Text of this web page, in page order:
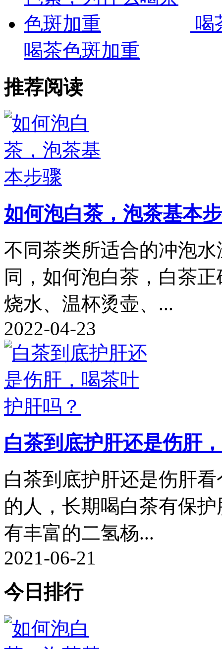
喝
喝茶色斑加重
推荐阅读
如何泡白茶，泡茶基本
不同茶类所适合的冲泡
同，如何泡白茶，白茶
烧水、温杯烫壶、...
2022-04-23
白茶到底护肝还是伤肝
白茶到底护肝还是伤肝
的人，长期喝白茶有保
有丰富的二氢杨...
2021-06-21
今日排行